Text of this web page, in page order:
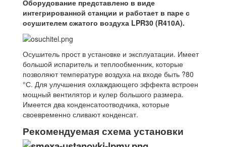
Оборудование представлено в виде
интегрированной станции и работает в паре с
осушителем сжатого воздуха LPR30 (R410А).
Осушитель прост в установке и эксплуатации. Имеет
большой испаритель и теплообменник, которые
позволяют температуре воздуха на входе быть ?80
°С. Для улучшения охлаждающего эффекта встроен
мощный вентилятор и кулер большого размера.
Имеется два конденсатоотводчика, которые
своевременно сливают конденсат.
Рекомендуемая схема установки